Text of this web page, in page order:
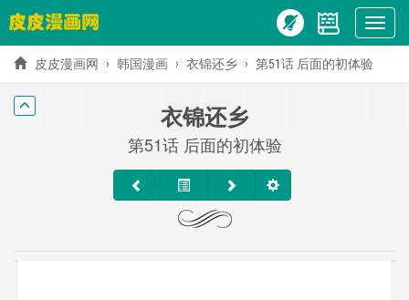
Show
menu
皮皮漫画网 韩国漫画 衣锦还乡 第51话 后面的初体验
衣锦还乡
第51话 后面的初体验